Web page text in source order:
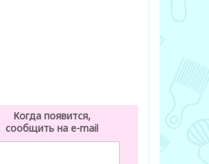
Когда появится,
сообщить на e-mail